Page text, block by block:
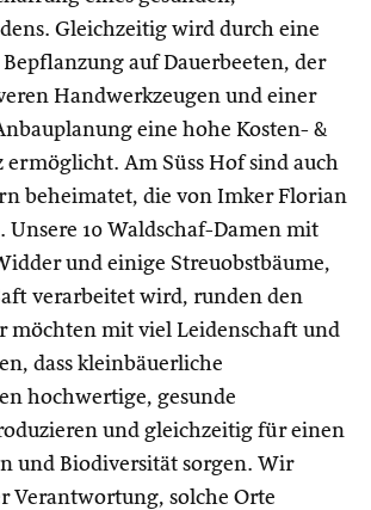
Gleichzeitig wird durch eine
auf Dauerbeeten, der
Handwerkzeugen und einer
eine hohe Kosten- &
Am Süss Hof sind auch
beheimatet, die von Imker Florian
Unsere 10 Waldschaf-Damen mit
und einige Streuobstbäume,
verarbeitet wird, runden den
möchten mit viel Leidenschaft und
dass kleinbäuerliche
hochwertige, gesunde
und gleichzeitig für einen
und Biodiversität sorgen. Wir
Verantwortung, solche Orte